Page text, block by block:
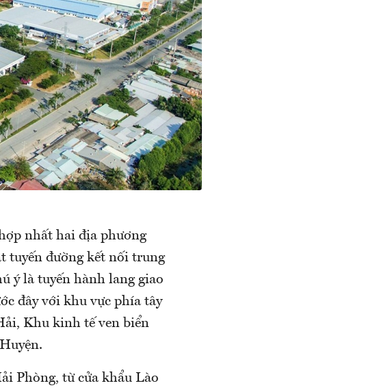
nhất hai địa phương
tuyến đường kết nối trung
ý là tuyến hành lang giao
đây với khu vực phía tây
Khu kinh tế ven biển
Phòng, từ cửa khẩu Lào